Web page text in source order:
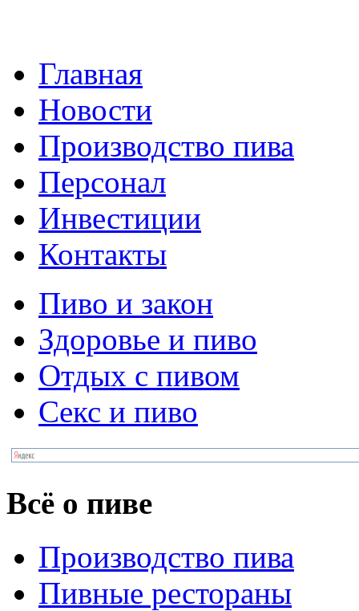
Главная
Новости
Производство пива
Персонал
Инвестиции
Контакты
Пиво и закон
Здоровье и пиво
Отдых с пивом
Секс и пиво
Всё о пиве
Производство пива
Пивные рестораны